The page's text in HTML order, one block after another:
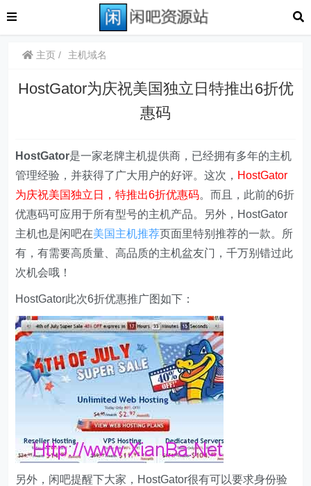
主页 主机域名
HostGator为庆祝美国独立日特推出6折优
惠码
HostGator是一家老牌主机提供商，已经拥有多年的主机
管理经验，并获得了广大用户的好评。这次， HostGator
为庆祝美国独立日，特推出6折优惠码。而且，此前的6折
优惠码可应用于所有型号的主机产品。另外，HostGator
主机也是闲吧在美国主机推荐页面里特别推荐的一款。所
有，有需要高质量、高品质的主机盆友门，千万别错过此
次机会哦！
HostGator此次6折优惠推广图如下：
另外，闲吧提醒下大家，HostGator很有可以要求身份验